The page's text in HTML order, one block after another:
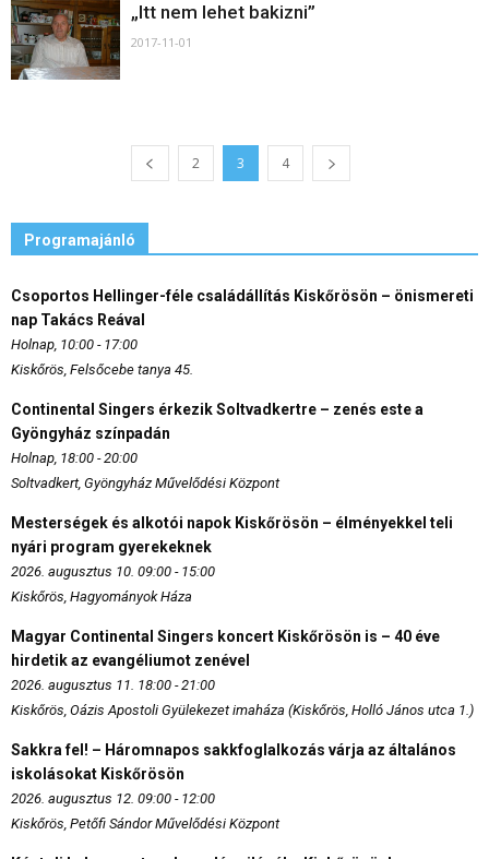
„Itt nem lehet bakizni”
2017-11-01
2 3 4
Programajánló
Csoportos Hellinger-féle családállítás Kiskőrösön – önismereti
nap Takács Reával
Holnap, 10:00 - 17:00
Kiskőrös, Felsőcebe tanya 45.
Continental Singers érkezik Soltvadkertre – zenés este a
Gyöngyház színpadán
Holnap, 18:00 - 20:00
Soltvadkert, Gyöngyház Művelődési Központ
Mesterségek és alkotói napok Kiskőrösön – élményekkel teli
nyári program gyerekeknek
2026. augusztus 10. 09:00 - 15:00
Kiskőrös, Hagyományok Háza
Magyar Continental Singers koncert Kiskőrösön is – 40 éve
hirdetik az evangéliumot zenével
2026. augusztus 11. 18:00 - 21:00
Kiskőrös, Oázis Apostoli Gyülekezet imaháza (Kiskőrös, Holló János utca 1.)
Sakkra fel! – Háromnapos sakkfoglalkozás várja az általános
iskolásokat Kiskőrösön
2026. augusztus 12. 09:00 - 12:00
Kiskőrös, Petőfi Sándor Művelődési Központ